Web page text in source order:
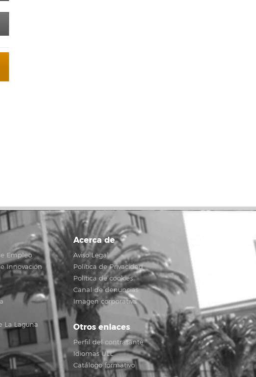
Empleo
Innovación
La Laguna
Acerca de
Aviso Legal
Política de Privacidad
Política de cookies
Canal de denuncias
Imagen corporativa
Otros enlaces
Perfil del contratante
Idiomas ULL
Catálogo formativo